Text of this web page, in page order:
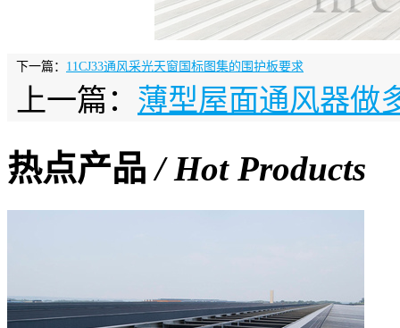
下一篇： 11CJ33通风采光天窗国标图集的围护板要求
上一篇： 薄型屋面通风器做
热点产品/ Hot Products